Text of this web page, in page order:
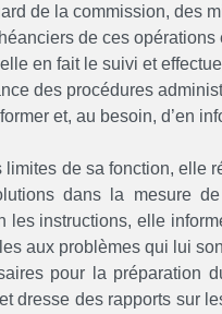
de la commission, des
de ces opérations
en fait le suivi et
des procédures
et, au besoin, d’en
de sa fonction, elle
dans la mesure de
les instructions, elle
aux problèmes qui lui
pour la préparation
dresse des rapports sur